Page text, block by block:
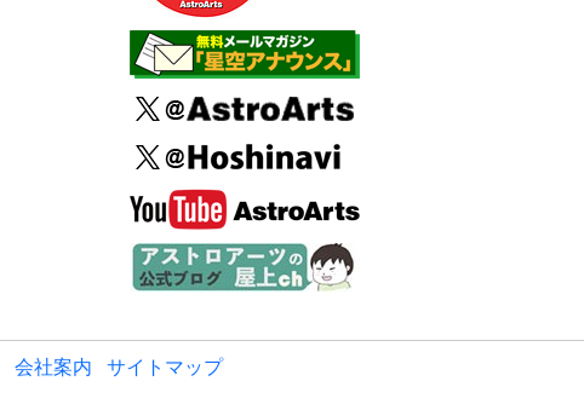
会社案内 サイトマップ